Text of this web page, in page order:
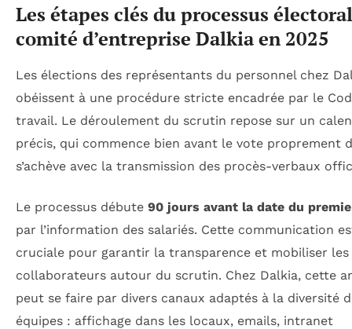
Les étapes clés du processus
comité d’entreprise Dalkia en 2025
Les élections des représentants du personnel chez
obéissent à une procédure stricte encadrée par le
travail. Le déroulement du scrutin repose sur un
précis, qui commence bien avant le vote proprement
s’achève avec la transmission des procès-verbaux
Le processus débute 90 jours avant la date du
par l’information des salariés. Cette communication
cruciale pour garantir la transparence et mobiliser les
collaborateurs autour du scrutin. Chez Dalkia, cette
peut se faire par divers canaux adaptés à la diversité
équipes : affichage dans les locaux, emails, intranet